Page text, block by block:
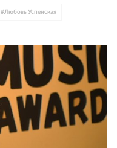
#Любовь Успенская